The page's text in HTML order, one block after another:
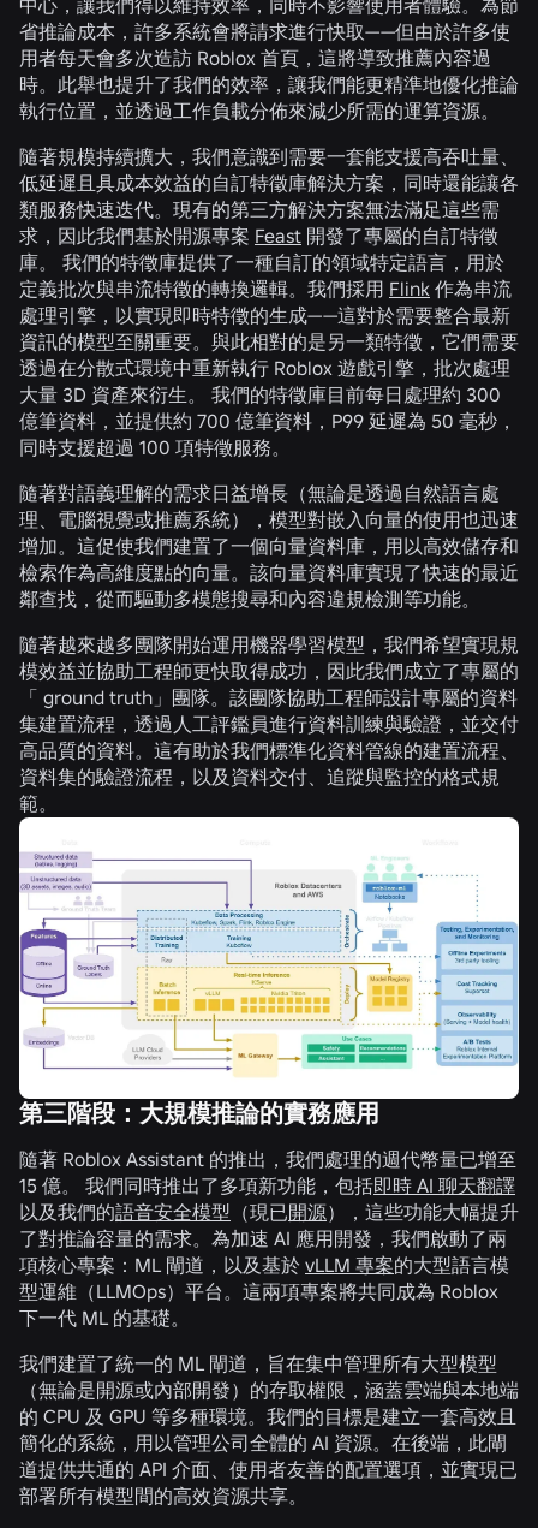
中心，讓我們得以維持效率，同時不影響使用者體驗。為節
省推論成本，許多系統會將請求進行快取——但由於許多使
用者每天會多次造訪 Roblox 首頁，這將導致推薦內容過
時。此舉也提升了我們的效率，讓我們能更精準地優化推論
執行位置，並透過工作負載分佈來減少所需的運算資源。
隨著規模持續擴大，我們意識到需要一套能支援高吞吐量、
低延遲且具成本效益的自訂特徵庫解決方案，同時還能讓各
類服務快速迭代。現有的第三方解決方案無法滿足這些需
求，因此我們基於開源專案 Feast 開發了專屬的自訂特徵
庫。 我們的特徵庫提供了一種自訂的領域特定語言，用於
定義批次與串流特徵的轉換邏輯。我們採用 Flink 作為串流
處理引擎，以實現即時特徵的生成——這對於需要整合最新
資訊的模型至關重要。與此相對的是另一類特徵，它們需要
透過在分散式環境中重新執行 Roblox 遊戲引擎，批次處理
大量 3D 資產來衍生。 我們的特徵庫目前每日處理約 300
億筆資料，並提供約 700 億筆資料，P99 延遲為 50 毫秒，
同時支援超過 100 項特徵服務。
隨著對語義理解的需求日益增長（無論是透過自然語言處
理、電腦視覺或推薦系統），模型對嵌入向量的使用也迅速
增加。這促使我們建置了一個向量資料庫，用以高效儲存和
檢索作為高維度點的向量。該向量資料庫實現了快速的最近
鄰查找，從而驅動多模態搜尋和內容違規檢測等功能。
隨著越來越多團隊開始運用機器學習模型，我們希望實現規
模效益並協助工程師更快取得成功，因此我們成立了專屬的
「 ground truth」團隊。該團隊協助工程師設計專屬的資料
集建置流程，透過人工評鑑員進行資料訓練與驗證，並交付
高品質的資料。這有助於我們標準化資料管線的建置流程、
資料集的驗證流程，以及資料交付、追蹤與監控的格式規
範。
第三階段：大規模推論的實務應用
隨著 Roblox Assistant 的推出，我們處理的週代幣量已增至
15 億。 我們同時推出了多項新功能，包括即時 AI 聊天翻譯
以及我們的語音安全模型 （現已開源），這些功能大幅提升
了對推論容量的需求。為加速 AI 應用開發，我們啟動了兩
項核心專案：ML 閘道，以及基於 vLLM 專案的大型語言模
型運維（LLMOps）平台。這兩項專案將共同成為 Roblox
下一代 ML 的基礎。
我們建置了統一的 ML 閘道，旨在集中管理所有大型模型
（無論是開源或內部開發）的存取權限，涵蓋雲端與本地端
的 CPU 及 GPU 等多種環境。我們的目標是建立一套高效且
簡化的系統，用以管理公司全體的 AI 資源。在後端，此閘
道提供共通的 API 介面、使用者友善的配置選項，並實現已
部署所有模型間的高效資源共享。